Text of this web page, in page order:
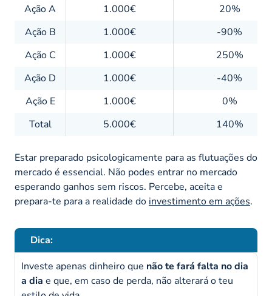
Ação A
1.000€
20%
Ação B
1.000€
-90%
Ação C
1.000€
250%
Ação D
1.000€
-40%
Ação E
1.000€
0%
Total
5.000€ 140%
Estar preparado psicologicamente para as flutuações do
mercado é essencial. Não podes entrar no mercado
esperando ganhos sem riscos. Percebe, aceita e
prepara-te para a realidade do investimento em ações.
Dica:
Investe apenas dinheiro que não te fará falta no dia
a dia e que, em caso de perda, não alterará o teu